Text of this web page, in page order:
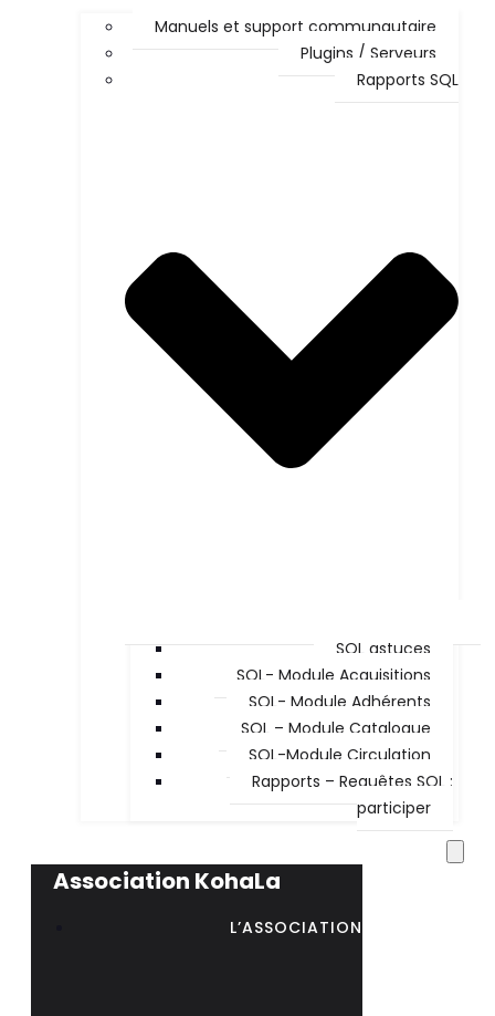
Manuels et support communautaire
Plugins / Serveurs
Rapports SQL
SQL astuces
SQL- Module Acquisitions
SQL- Module Adhérents
SQL – Module Catalogue
SQL-Module Circulation
Rapports – Requêtes SQL :
participer
Association KohaLa
L’ASSOCIATION